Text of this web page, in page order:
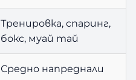
Тренировка, спаринг,
бокс, муай тай
Средно напреднали